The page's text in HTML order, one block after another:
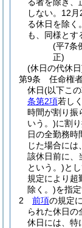
しない。 12月
る休日を除く
も、同様とす
(平7条
正)
(休日の代休
第9条
任命権
休日(以下こ
条第2項若し
時間が割り振
いう。)に割
日の全勤務時
じた場合に
該休日前に、
という。)と
規定により超
除く。)を指
2
前項の規定
られた休日の
休日には、特